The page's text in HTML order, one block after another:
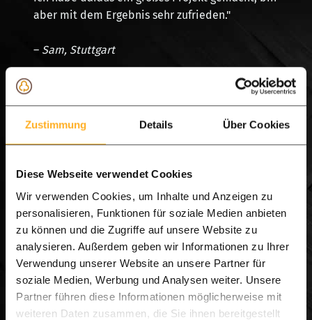
Zustimmung Details Über Cookies
Diese Webseite verwendet Cookies
Wir verwenden Cookies, um Inhalte und Anzeigen zu
personalisieren, Funktionen für soziale Medien anbieten
zu können und die Zugriffe auf unsere Website zu
analysieren. Außerdem geben wir Informationen zu Ihrer
Verwendung unserer Website an unsere Partner für
soziale Medien, Werbung und Analysen weiter. Unsere
Partner führen diese Informationen möglicherweise mit
weiteren Daten zusammen, die Sie ihnen bereitgestellt
aber mit dem Ergebnis sehr zufrieden."
– Sam, Stuttgart
Wie man es bei Ipé-Hartholz
erwartet.
Jetzt Projekt berechnen